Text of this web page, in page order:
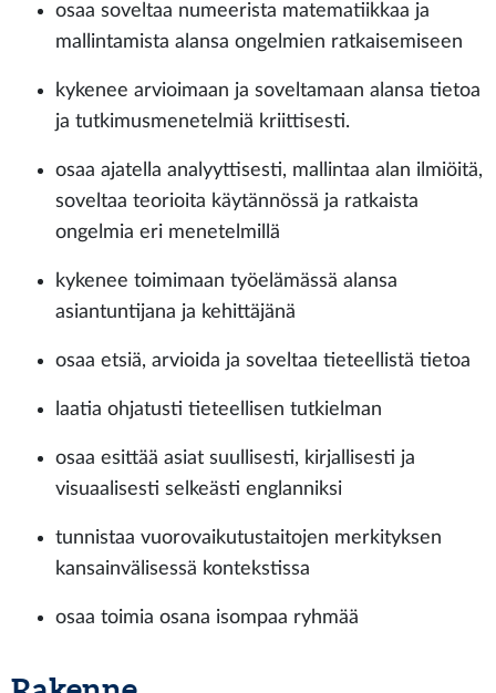
osaa soveltaa numeerista matematiikkaa ja
mallintamista alansa ongelmien ratkaisemiseen
kykenee arvioimaan ja soveltamaan alansa tietoa
ja tutkimusmenetelmiä kriittisesti.
osaa ajatella analyyttisesti, mallintaa alan ilmiöitä,
soveltaa teorioita käytännössä ja ratkaista
ongelmia eri menetelmillä
kykenee toimimaan työelämässä alansa
asiantuntijana ja kehittäjänä
osaa etsiä, arvioida ja soveltaa tieteellistä tietoa
laatia ohjatusti tieteellisen tutkielman
osaa esittää asiat suullisesti, kirjallisesti ja
visuaalisesti selkeästi englanniksi
tunnistaa vuorovaikutustaitojen merkityksen
kansainvälisessä kontekstissa
osaa toimia osana isompaa ryhmää